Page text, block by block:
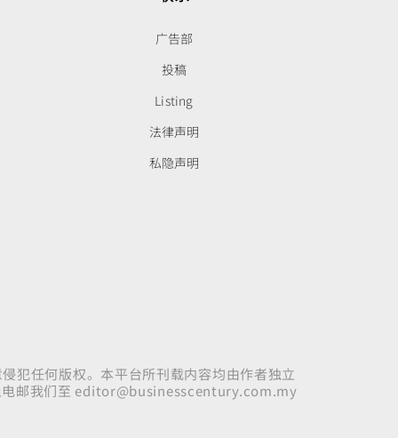
广告部
投稿
Listing
法律声明
私隐声明
犯任何版权。本平台所刊载内容均由作者独立
邮我们至 editor@businesscentury.com.my